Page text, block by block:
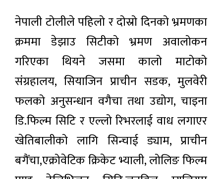
नेपाली टोलीले पहिलो र दोस्रो दिनको भ्रमणका
क्रममा डेझाउ सिटीको भ्रमण अवालोकन
गरिएका थियने जसमा कालो माटोको
संग्रहालय, सियाजिन प्राचीन सडक, मुलवेरी
फलको अनुसन्धान वगैचा तथा उद्योग, चाइना
डि.फिल्म सिटि र एल्लो रिभरलाई वाध लगाएर
खेतिबालीको लागि सिन्चाई ड्याम, प्राचीन
बगैंचा,एक्रोवेटिक क्रिकेट भ्याली, लोलिङ फिल्म